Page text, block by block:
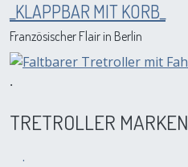
_KLAPPBAR MIT KORB_
Französischer Flair in Berlin
.
TRETROLLER MARKEN
.